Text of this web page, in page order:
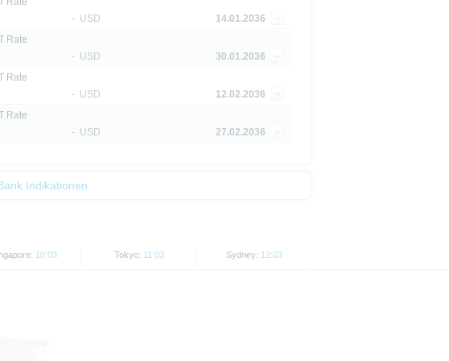
- USD
14.01.2036
Rate
- USD
30.01.2036
Rate
- USD
12.02.2036
Rate
- USD 27.02.2036
Indikationen
10:03 Tokyo: 11:03 Sydney: 12:03
Wertpapiere in bestimmten Rechtsordnungen
oder für Rechnung von US-Personen oder in den
oder veröffentlicht werden, in denen dies nach
Dokuments in den USA, Großbritannien,
USA ansässige Personen, sind untersagt.